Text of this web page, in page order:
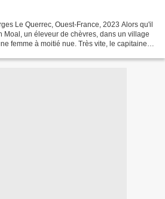
Le Querrec, Ouest-France, 2023 Alors qu'il
Moal, un éleveur de chèvres, dans un village
femme à moitié nue. Très vite, le capitaine